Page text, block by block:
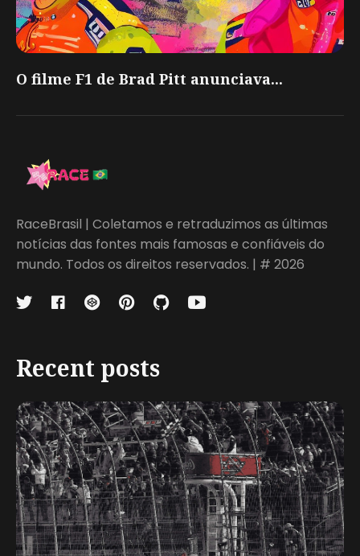
O filme F1 de Brad Pitt anunciava...
RaceBrasil | Coletamos e retraduzimos as últimas
notícias das fontes mais famosas e confiáveis do
mundo. Todos os direitos reservados. | # 2026
Recent posts